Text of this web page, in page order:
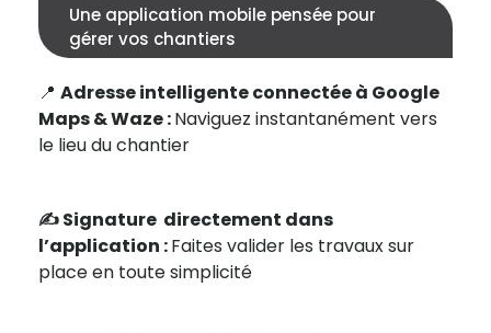
Une application mobile pensée pour
gérer vos chantiers
📍 Adresse intelligente connectée à Google
Maps & Waze :Naviguez instantanément vers
le lieu du chantier
✍️ Signature directement dans
l’application :Faites valider les travaux sur
place en toute simplicité